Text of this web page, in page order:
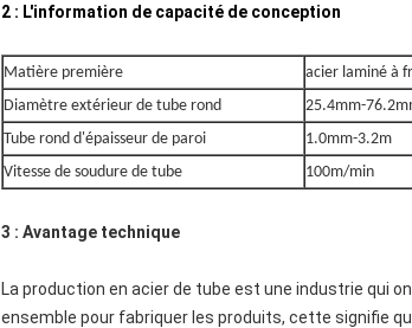
2 : L'information de capacité de conception
Matière première
acier laminé à
Diamètre extérieur de tube rond
25.4mm-
Tube rond d'épaisseur de paroi
1.0mm-3.2m
Vitesse de soudure de tube
100m/min
3 : Avantage technique
La production en acier de tube est une industrie qui
ensemble pour fabriquer les produits, cette signifie